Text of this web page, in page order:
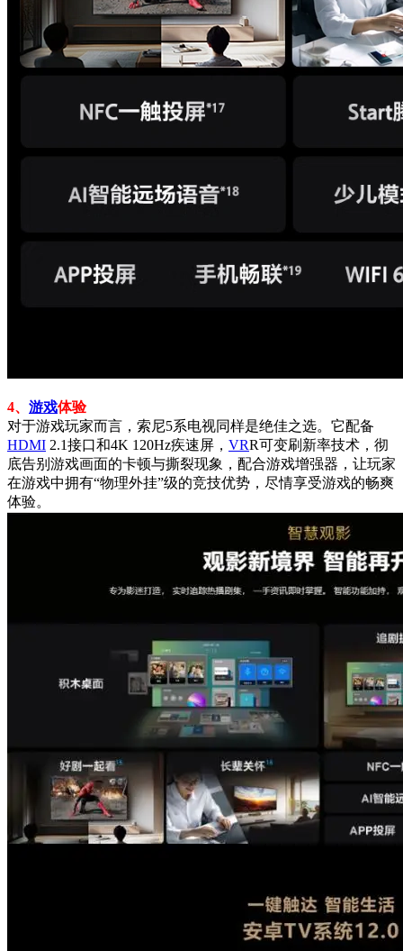
4、 游戏体验
对于游戏玩家而言，索尼5系电视同样是绝佳之选。它配备
HDMI 2.1接口和4K 120Hz疾速屏， VRR可变刷新率技术，彻
底告别游戏画面的卡顿与撕裂现象，配合游戏增强器，让玩家
在游戏中拥有“物理外挂”级的竞技优势，尽情享受游戏的畅爽
体验。